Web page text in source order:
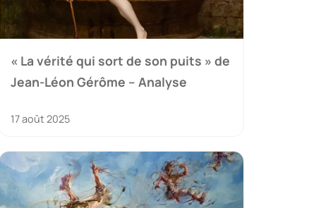
« La vérité qui sort de son puits » de
Jean-Léon Gérôme – Analyse
17 août 2025